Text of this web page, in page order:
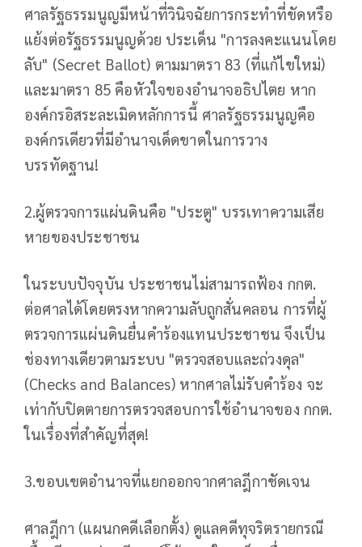
ศาลรัฐธรรมนูญมีหน้าที่วินิจฉัยการกระทำที่ขัดหรือ
แย้งต่อรัฐธรรมนูญด้วย ประเด็น "การลงคะแนนโดย
ลับ" (Secret Ballot) ตามมาตรา 83 (ที่แก้ไขใหม่)
และมาตรา 85 คือหัวใจของอำนาจอธิปไตย หาก
องค์กรอิสระละเมิดหลักการนี้ ศาลรัฐธรรมนูญคือ
องค์กรเดียวที่มีอำนาจเด็ดขาดในการวาง
บรรทัดฐาน!
2.ผู้ตรวจการแผ่นดินคือ "ประตู" บรรเทาความเสีย
หายของประชาชน
ในระบบปัจจุบัน ประชาชนไม่สามารถฟ้อง กกต.
ต่อศาลได้โดยตรงหากความลับถูกสั่นคลอน การที่ผู้
ตรวจการแผ่นดินยื่นคำร้องแทนประชาชน จึงเป็น
ช่องทางเดียวตามระบบ "ตรวจสอบและถ่วงดุล"
(Checks and Balances) หากศาลไม่รับคำร้อง จะ
เท่ากับปิดตายการตรวจสอบการใช้อำนาจของ กกต.
ในเรื่องที่สำคัญที่สุด!
3.ขอบเขตอำนาจที่แยกออกจากศาลฎีกาชัดเจน
ศาลฎีกา (แผนกคดีเลือกตั้ง) ดูแลคดีทุจริตรายกรณี